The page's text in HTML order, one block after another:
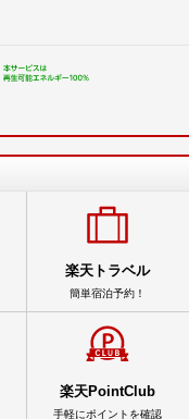
楽天トラベル
簡単宿泊予約！
楽天PointClub
手軽にポイントを確認